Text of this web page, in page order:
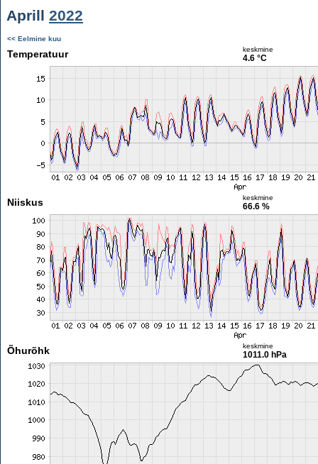
Aprill 2022
<< Eelmine kuu
Temperatuur keskmine
4.6 °C
Niiskus keskmine
66.6 %
Õhurõhk keskmine
1011.0 hPa